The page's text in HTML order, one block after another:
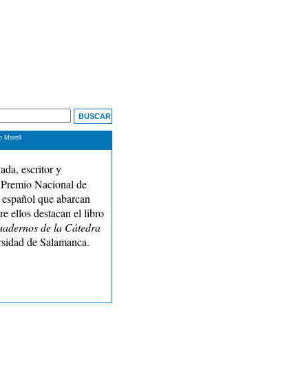
Morell
escritor y
Nacional de
que abarcan
ellos destacan el libro
de la Cátedra
de Salamanca.